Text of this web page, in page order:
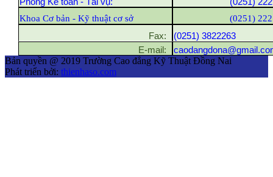
Phòng Kế toán - Tài vụ:
(0251)
Khoa Cơ bản - Kỹ thuật cơ sở
(0251)
Fax:
(0251) 3822263
E-mail:
Bản quyền @ 2019 Trường Cao đẳng Kỹ Thuật Đồng Nai
Phát triển bởi: thienhaso.com